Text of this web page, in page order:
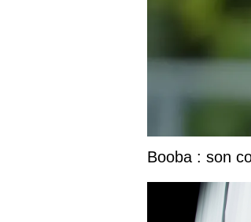
Booba : son